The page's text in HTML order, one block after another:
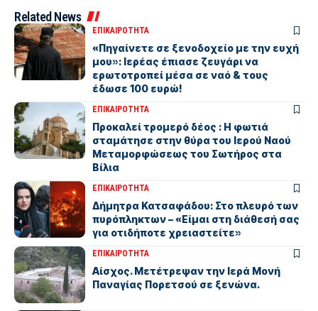
Related News
ΕΠΙΚΑΙΡΟΤΗΤΑ
«Πηγαίνετε σε ξενοδοχείο με την ευχή
μου»: Ιερέας έπιασε ζευγάρι να
ερωτοτροπεί μέσα σε ναό & τους
έδωσε 100 ευρώ!
ΕΠΙΚΑΙΡΟΤΗΤΑ
Προκαλεί τρομερό δέος : Η φωτιά
σταμάτησε στην θύρα του Ιερού Ναού
Μεταμορφώσεως του Σωτήρος στα
Βίλια
ΕΠΙΚΑΙΡΟΤΗΤΑ
Δήμητρα Κατσαφάδου: Στο πλευρό των
πυρόπληκτων – «Είμαι στη διάθεσή σας
για οτιδήποτε χρειαστείτε»
ΕΠΙΚΑΙΡΟΤΗΤΑ
Αίσχος. Μετέτρεψαν την Ιερά Μονή
Παναγίας Πορετσού σε ξενώνα.